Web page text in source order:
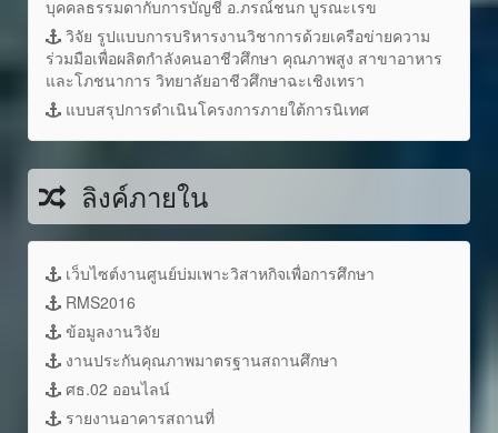
บุคคลธรรมดากับการบัญชี อ.ภรณ์ชนก บูรณะเรข
วิจัย รูปแบบการบริหารงานวิชาการด้วยเครือข่ายความ
ร่วมมือเพื่อผลิตกำลังคนอาชีวศึกษา คุณภาพสูง สาขาอาหาร
และโภชนาการ วิทยาลัยอาชีวศึกษาฉะเชิงเทรา
แบบสรุปการดำเนินโครงการภายใต้การนิเทศ
ลิงค์ภายใน
เว็บไซต์งานศูนย์บ่มเพาะวิสาหกิจเพื่อการศึกษา
RMS2016
ข้อมูลงานวิจัย
งานประกันคุณภาพมาตรฐานสถานศึกษา
ศธ.02 ออนไลน์
รายงานอาคารสถานที่